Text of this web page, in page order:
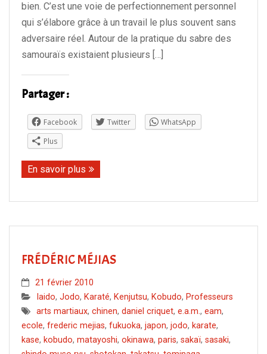
Contact
bien. C’est une voie de perfectionnement personnel
qui s’élabore grâce à un travail le plus souvent sans
adversaire réel. Autour de la pratique du sabre des
samouraïs existaient plusieurs […]
Partager :
Facebook Twitter
WhatsApp
Plus
En savoir plus
FRÉDÉRIC MÉJIAS
21 février 2010
Iaido, Jodo, Karaté, Kenjutsu, Kobudo, Professeurs
arts martiaux, chinen, daniel criquet, e.a.m., eam,
ecole, frederic mejias, fukuoka, japon, jodo, karate,
kase, kobudo, matayoshi, okinawa, paris, sakaï, sasaki,